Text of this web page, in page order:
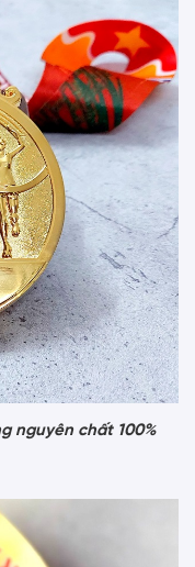
nguyên chất 100%